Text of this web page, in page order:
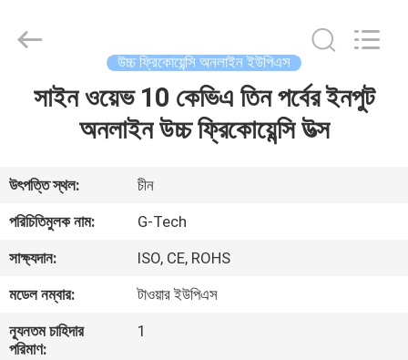
বাড়ি
আমাদের
সম্বন্ধে
কারখানা
পরিদর্শন
POWER
GROUP.
উচ্চ ফ্রিকোয়েন্সি অনলাইন ইউপিএস
সাইন ওয়েভ 10 কেভিএ তিন পর্বের ইনপুট
অনলাইন উচ্চ ফ্রিকোয়েন্সি উত্স
উৎপত্তি স্থল:
চীন
পরিচিতিমুলক নাম:
G-Tech
সাক্ষ্যদান:
ISO, CE, ROHS
মডেল নম্বার:
টাওয়ার ইউপিএস
ন্যূনতম চাহিদার
পরিমাণ:
1